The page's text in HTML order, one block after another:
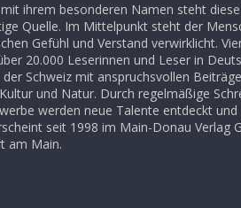
ihrem besonderen Namen steht
Quelle. Im Mittelpunkt steht der
Gefühl und Verstand verwirklicht.
20.000 Leserinnen und Leser in
Schweiz mit anspruchsvollen
und Natur. Durch regelmäßige
werden neue Talente entdeckt
seit 1998 im Main-Donau Verlag
am Main.